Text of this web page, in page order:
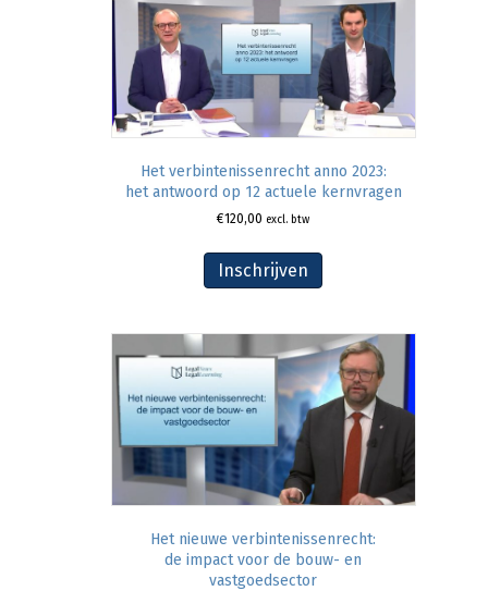
Het verbintenissenrecht anno 2023:
het antwoord op 12 actuele kernvragen
€120,00 excl. btw
Inschrijven
Het nieuwe verbintenissenrecht:
de impact voor de bouw- en
vastgoedsector